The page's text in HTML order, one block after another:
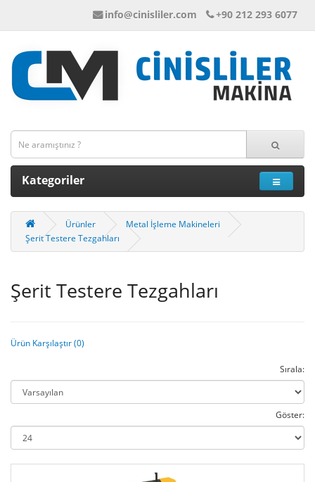
info@cinisliler.com +90 212 293 6077
Kategoriler
Ürünler
Metal İşleme Makineleri
Şerit Testere Tezgahları
Şerit Testere Tezgahları
Ürün Karşılaştır (0)
Sırala:
Göster: